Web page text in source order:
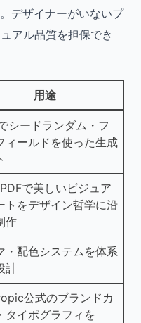
デザイナーがいないプ
アル品質を担保でき
用途
シードランダム・フ
ィールドを使った生成
で美しいビジュア
トをデザイン哲学に沿
作
・配色システムを体系
計
公式のブランドカ
タイポグラフィを